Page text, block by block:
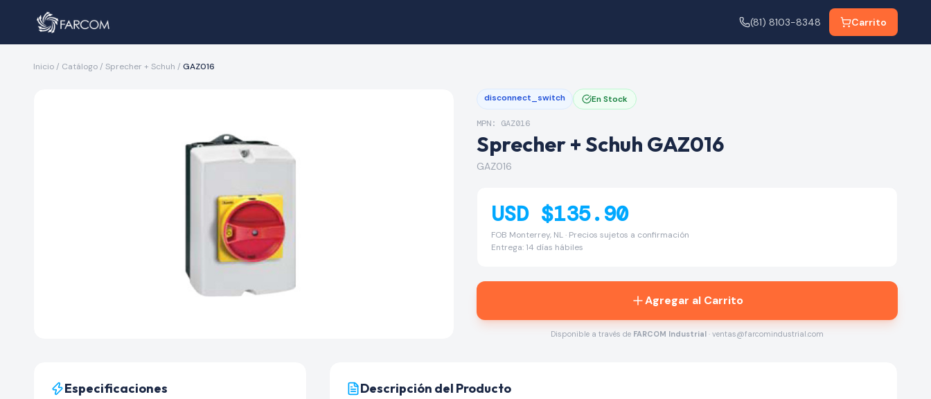
(81) 8103-8348 Carrito
Inicio / Catálogo / Sprecher + Schuh / GAZ016
disconnect_switch En Stock
MPN: GAZ016
Sprecher + Schuh GAZ016
GAZ016
USD $135.90
FOB Monterrey, NL · Precios sujetos a confirmación
Entrega: 14 días hábiles
Agregar al Carrito
Disponible a través de FARCOM Industrial · ventas@farcomindustrial.com
Especificaciones Descripción del Producto